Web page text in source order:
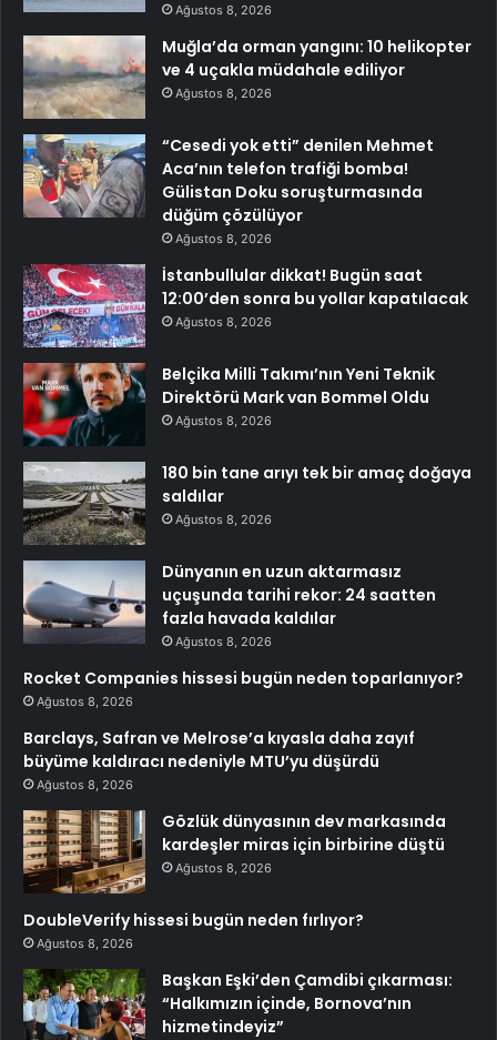
Ağustos 8, 2026
Muğla’da orman yangını: 10 helikopter
ve 4 uçakla müdahale ediliyor
Ağustos 8, 2026
“Cesedi yok etti” denilen Mehmet
Aca’nın telefon trafiği bomba!
Gülistan Doku soruşturmasında
düğüm çözülüyor
Ağustos 8, 2026
İstanbullular dikkat! Bugün saat
12:00’den sonra bu yollar kapatılacak
Ağustos 8, 2026
Belçika Milli Takımı’nın Yeni Teknik
Direktörü Mark van Bommel Oldu
Ağustos 8, 2026
180 bin tane arıyı tek bir amaç doğaya
saldılar
Ağustos 8, 2026
Dünyanın en uzun aktarmasız
uçuşunda tarihi rekor: 24 saatten
fazla havada kaldılar
Ağustos 8, 2026
Rocket Companies hissesi bugün neden toparlanıyor?
Ağustos 8, 2026
Barclays, Safran ve Melrose’a kıyasla daha zayıf
büyüme kaldıracı nedeniyle MTU’yu düşürdü
Ağustos 8, 2026
Gözlük dünyasının dev markasında
kardeşler miras için birbirine düştü
Ağustos 8, 2026
DoubleVerify hissesi bugün neden fırlıyor?
Ağustos 8, 2026
Başkan Eşki’den Çamdibi çıkarması:
“Halkımızın içinde, Bornova’nın
hizmetindeyiz”